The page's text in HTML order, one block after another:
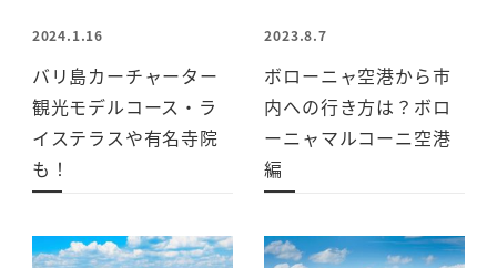
2024.1.16
バリ島カーチャーター
観光モデルコース・ラ
イステラスや有名寺院
も！
2023.8.7
ボローニャ空港から市
内への行き方は？ボロ
ーニャマルコーニ空港
編